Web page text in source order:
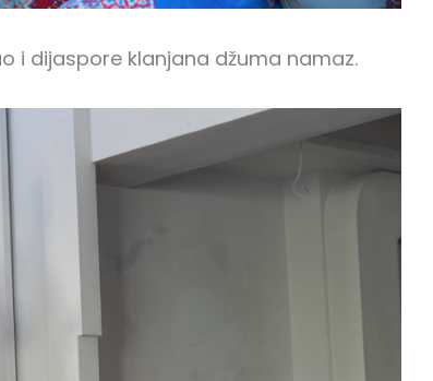
i dijaspore klanjana džuma namaz.